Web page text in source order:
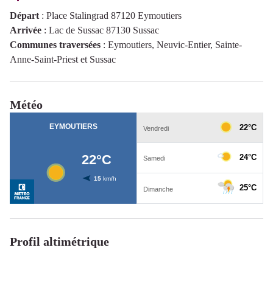
Départ : Place Stalingrad 87120 Eymoutiers
Arrivée : Lac de Sussac 87130 Sussac
Communes traversées : Eymoutiers, Neuvic-Entier, Sainte-
Anne-Saint-Priest et Sussac
Météo
Profil altimétrique